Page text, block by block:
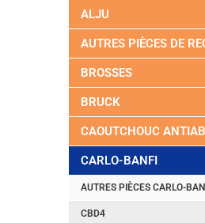
ALJU
AUTRES PIÈCES DE
BROSSES
BRUCK
CAOUTCHOUC
CARLO-BANFI
AUTRES PIÈCES CARLO-
CBD4